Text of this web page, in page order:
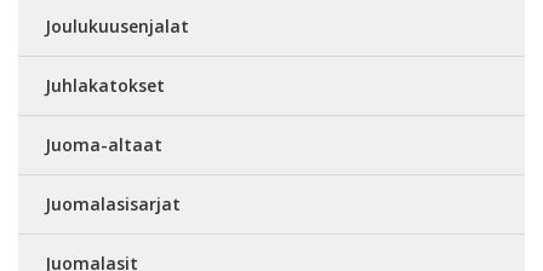
Joulukuusenjalat
Juhlakatokset
Juoma-altaat
Juomalasisarjat
Juomalasit